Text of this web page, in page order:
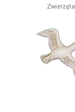
Zwierzęta